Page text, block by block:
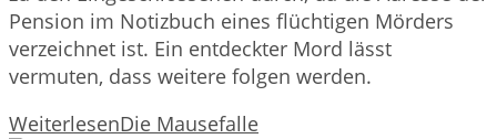
Pension im Notizbuch eines flüchtigen Mörders
verzeichnet ist. Ein entdeckter Mord lässt
vermuten, dass weitere folgen werden.
WeiterlesenDie Mausefalle